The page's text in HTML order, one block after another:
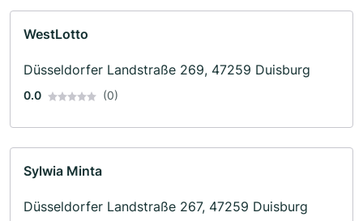
WestLotto
Düsseldorfer Landstraße 269, 47259 Duisburg
0.0 (0)
Sylwia Minta
Düsseldorfer Landstraße 267, 47259 Duisburg